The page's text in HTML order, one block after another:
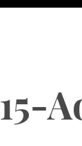
15-